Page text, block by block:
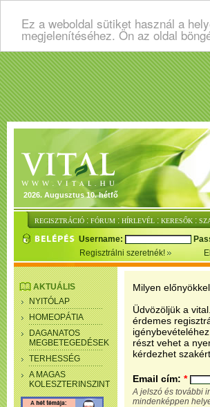
Ez a weboldal sütiket használ a
megjelenítéséhez. Ön az oldal
2026. Augusztus 10. hétfő
REGISZTRÁCIÓ : FÓRUM : HÍRLEVÉL : KERESŐK :
Username:
Regisztrálni szeretnék!
AKTUÁLIS
NYITÓLAP
HOMEOPÁTIA
DAGANATOS
MEGBETEGEDÉSEK
TERHESSÉG
A MAGAS
KOLESZTERINSZINT
Milyen
Üdvözöljük a
érdemes
részt vehet a
kérdezhet
Email cím: *
A jelszó és további
mindenképpen